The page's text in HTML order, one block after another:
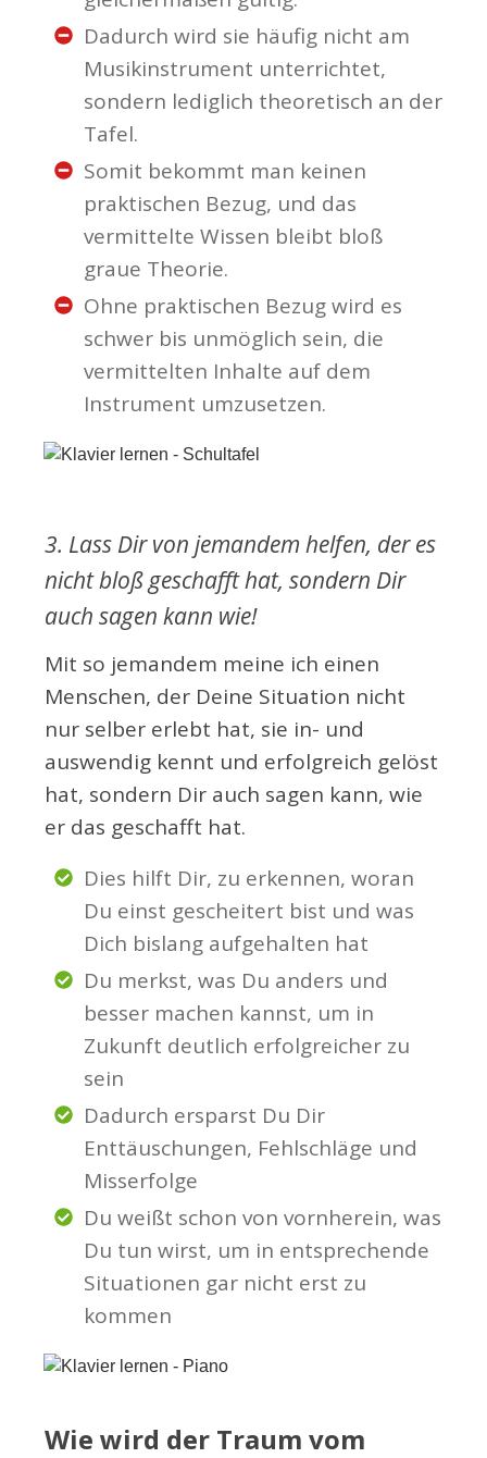
Dadurch wird sie häufig nicht am
Musikinstrument unterrichtet,
sondern lediglich theoretisch an der
Tafel.
Somit bekommt man keinen
praktischen Bezug, und das
vermittelte Wissen bleibt bloß
graue Theorie.
Ohne praktischen Bezug wird es
schwer bis unmöglich sein, die
vermittelten Inhalte auf dem
Instrument umzusetzen.
3. Lass Dir von jemandem helfen, der es
nicht bloß geschafft hat, sondern Dir
auch sagen kann wie!
Mit so jemandem meine ich einen
Menschen, der Deine Situation nicht
nur selber erlebt hat, sie in- und
auswendig kennt und erfolgreich gelöst
hat, sondern Dir auch sagen kann, wie
er das geschafft hat.
Dies hilft Dir, zu erkennen, woran
Du einst gescheitert bist und was
Dich bislang aufgehalten hat
Du merkst, was Du anders und
besser machen kannst, um in
Zukunft deutlich erfolgreicher zu
sein
Dadurch ersparst Du Dir
Enttäuschungen, Fehlschläge und
Misserfolge
Du weißt schon von vornherein, was
Du tun wirst, um in entsprechende
Situationen gar nicht erst zu
kommen
Wie wird der Traum vom